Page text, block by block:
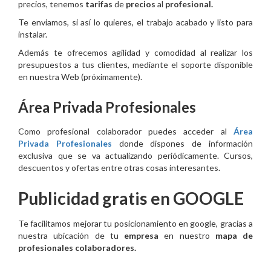
precios, tenemos tarifas de precios al profesional.
Te enviamos, si así lo quieres, el trabajo acabado y listo para
instalar.
Además te ofrecemos agilidad y comodidad al realizar los
presupuestos a tus clientes, mediante el soporte disponible
en nuestra Web (próximamente).
Área Privada Profesionales
Como profesional colaborador puedes acceder al Área
Privada Profesionales donde dispones de información
exclusiva que se va actualizando periódicamente. Cursos,
descuentos y ofertas entre otras cosas interesantes.
Publicidad gratis en GOOGLE
Te facilitamos mejorar tu posicionamiento en google, gracias a
nuestra ubicación de tu empresaen nuestro mapa de
profesionales colaboradores.